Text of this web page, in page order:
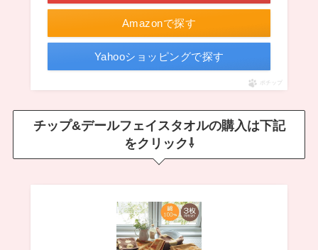
Amazonで探す
Yahooショッピングで探す
ポチップ
チップ&デールフェイスタオルの購入は下記
をクリック⇩